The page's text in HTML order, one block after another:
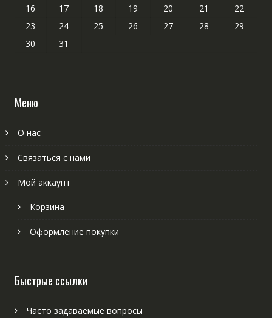
16
17 18 19 20 21
22
23
24 25 26 27 28
29
30
31
Меню
О нас
Связаться с нами
Мой аккаунт
Корзина
Оформление покупки
Быстрые ссылки
Часто задаваемые вопросы